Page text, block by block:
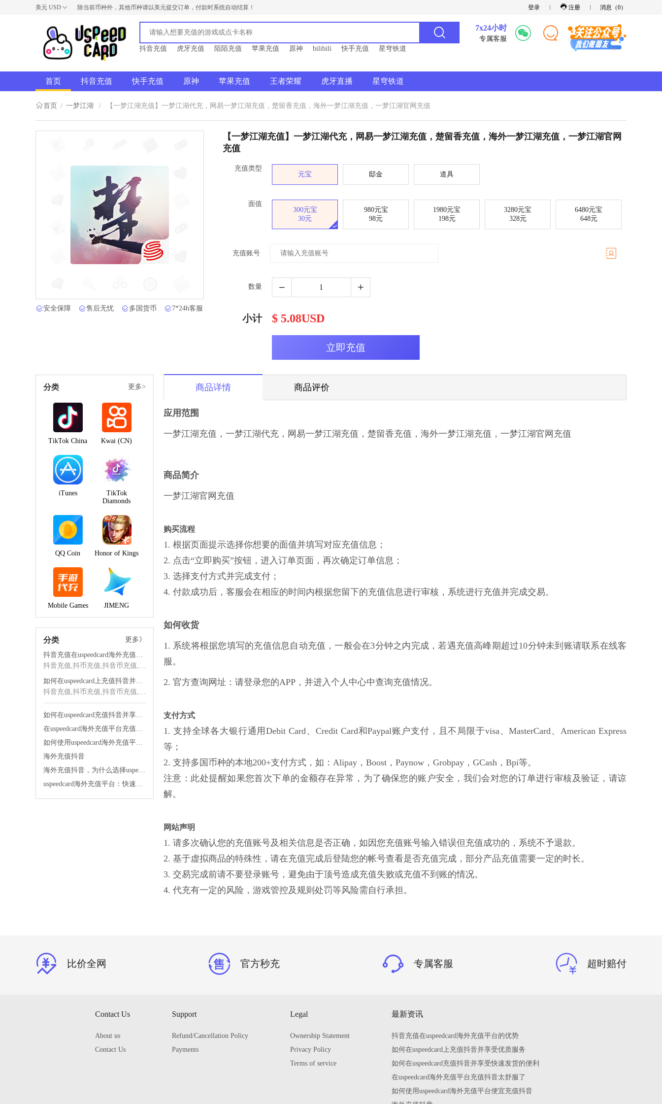
美元 USD
USD
AUD
NZD
除当前币种外，其他币种请以美元提交订单，付款时系统自动结算！ 登录 注册 消息（0）
抖音充值 虎牙充值 陌陌充值 苹果充值 原神 bilibili 快手充值 星穹铁道
7x24小时
专属客服
首页 抖音充值 快手充值 原神 苹果充值 王者荣耀 虎牙直播 星穹铁道
首页 / 一梦江湖 / 【一梦江湖充值】一梦江湖代充，网易一梦江湖充值，楚留香充值，海外一梦江湖充值，一梦江湖​官网充值
安全保障 售后无忧 多国货币 7*24h客服
【一梦江湖充值】一梦江湖代充，网易一梦江湖充值，楚留香充值，海外一梦江湖充值，一梦江湖​官网
充值
充值类型
元宝
邸金 道具
面值
300元宝
30元
980元宝
98元
1980元宝
198元
3280元宝
328元
6480元宝
648元
充值账号
数量
小计 $ 5.08USD
分类 更多>
TikTok China Kwai (CN)
iTunes
TikTok
Diamonds
QQ Coin Honor of Kings
Mobile Games JIMENG
分类 更多》
抖音充值在uspeedcard海外充值平台的优势
抖音充值,抖币充值,抖音币充值,海外抖音充值,抖音海外充值,抖音充值海外,海外充值
如何在uspeedcard上充值抖音并享受优质服务
抖音充值,抖币充值,抖音币充值,海外抖音充值,抖音海外充值,抖音充值海外,海外充值
如何在uspeedcard充值抖音并享受快速发货的便利
在uspeedcard海外充值平台充值抖音太舒服了
如何使用uspeedcard海外充值平台便宜充值抖音
海外充值抖音
海外充值抖音，为什么选择uspeedcard海外充值平台？
uspeedcard海外充值平台：快速充值，让你的生活更便捷！
商品详情 商品评价
应用范围
一梦江湖充值， 一梦江湖代充，网易一梦江湖充值， 楚留香充值，海外一梦江湖充值， 一梦江湖官网充值
商品简介
一梦江湖官网充值
购买流程
1. 根据页面提示选择你想要的面值并填写对应充值信息；
2. 点击“立即购买”按钮，进入订单页面，再次确定订单信息；
3. 选择支付方式并完成支付；
4. 付款成功后，客服会在相应的时间内根据您留下的充值信息进行审核，系统进行充值并完成交易。
如何收货
1. 系统将根据您填写的充值信息自动充值，一般会在3分钟之内完成，若遇充值高峰期超过10分钟未到账请联系在线客
服。
2. 官方查询网址：请登录您的APP，并进入个人中心中查询充值情况。
支付方式
1. 支持全球各大银行通用Debit Card、Credit Card和Paypal账户支付，且不局限于visa、MasterCard、American Express
等；
2. 支持多国币种的本地200+支付方式，如：Alipay，Boost，Paynow，Grobpay，GCash，Bpi等。
注意：此处提醒如果您首次下单的金额存在异常，为了确保您的账户安全，我们会对您的订单进行审核及验证，请谅
解。
网站声明
1. 请多次确认您的充值账号及相关信息是否正确，如因您充值账号输入错误但充值成功的，系统不予退款。
2. 基于虚拟商品的特殊性，请在充值完成后登陆您的帐号查看是否充值完成，部分产品充值需要一定的时长。
3. 交易完成前请不要登录账号，避免由于顶号造成充值失败或充值不到账的情况。
4. 代充有一定的风险，游戏管控及规则处罚等风险需自行承担。
比价全网 官方秒充 专属客服 超时赔付
Contact Us
About us
Contact Us
Support
Refund/Cancellation Policy
Payments
Legal
Ownership Statement
Privacy Policy
Terms of service
最新资讯
抖音充值在uspeedcard海外充值平台的优势
如何在uspeedcard上充值抖音并享受优质服务
如何在uspeedcard充值抖音并享受快速发货的便利
在uspeedcard海外充值平台充值抖音太舒服了
如何使用uspeedcard海外充值平台便宜充值抖音